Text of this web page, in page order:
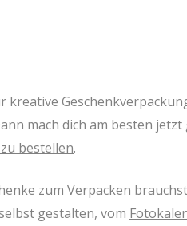
kreative
mach dich am besten
bestellen.
zum Verpacken
gestalten, vom